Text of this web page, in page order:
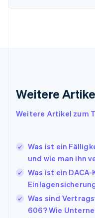
Weitere
Weitere Artikel zum
Was ist ein
und wie man ihn
Was ist ein
Was sind
606? Wie
EnglishSvenska
English
English
Japan
日本語 English
EnglishFrançais
Kroatien
English Italiano
English